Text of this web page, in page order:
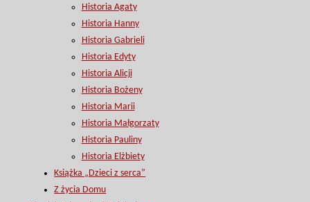
Historia Agaty
Historia Hanny
Historia Gabrieli
Historia Edyty
Historia Alicji
Historia Bożeny
Historia Marii
Historia Małgorzaty
Historia Pauliny
Historia Elżbiety
Książka „Dzieci z serca”
Z życia Domu